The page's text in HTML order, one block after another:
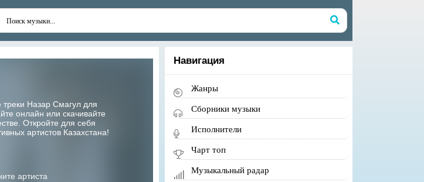
Назар Смагул для
онлайн или скачивайте
Откройте для себя
артистов Казахстана!
артиста
Навигация
Жанры
Сборники музыки
Исполнители
Чарт топ
Музыкальный радар